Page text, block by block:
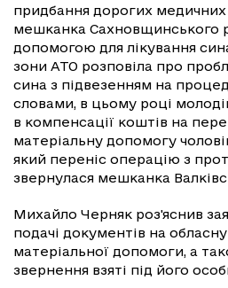
придбання дорогих медичних
мешканка Сахновщинського
допомогою для лікування
зони АТО розповіла про
сина з підвезенням на
словами, в цьому році
в компенсації коштів на
матеріальну допомогу
який переніс операцію з
звернулася мешканка
Михайло Черняк роз'яснив
подачі документів на
матеріальної допомоги, а
звернення взяті під його